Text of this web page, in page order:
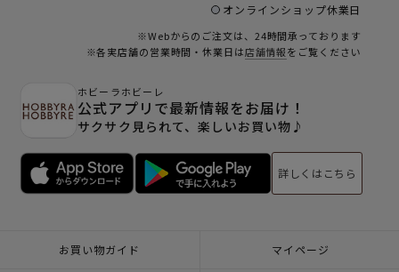
オンラインショップ休業日
※Webからのご注文は、24時間承っております
※各実店舗の営業時間・休業日は店舗情報をご覧ください
ホビーラホビーレ
公式アプリで最新情報をお届け！
サクサク見られて、楽しいお買い物♪
詳しくはこちら
お買い物ガイド マイページ